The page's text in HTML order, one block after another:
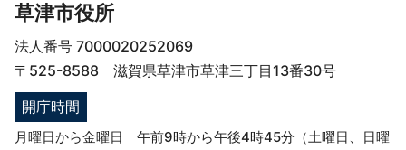
草津市役所
法人番号 7000020252069
〒525-8588 滋賀県草津市草津三丁目13番30号
開庁時間
月曜日から金曜日 午前9時から午後4時45分（土曜日、日曜